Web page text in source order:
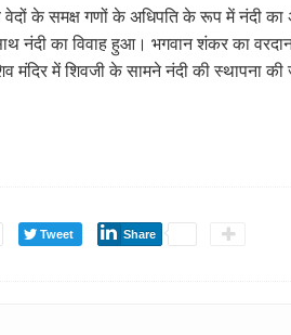
के समक्ष गणों के अधिपति के रूप में नंदी
नंदी का विवाह हुआ। भगवान शंकर का
मंदिर में शिवजी के सामने नंदी की स्थापना की
Tweet Share